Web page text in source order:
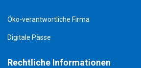
Öko-verantwortliche Firma
Digitale Pässe
Rechtliche Informationen